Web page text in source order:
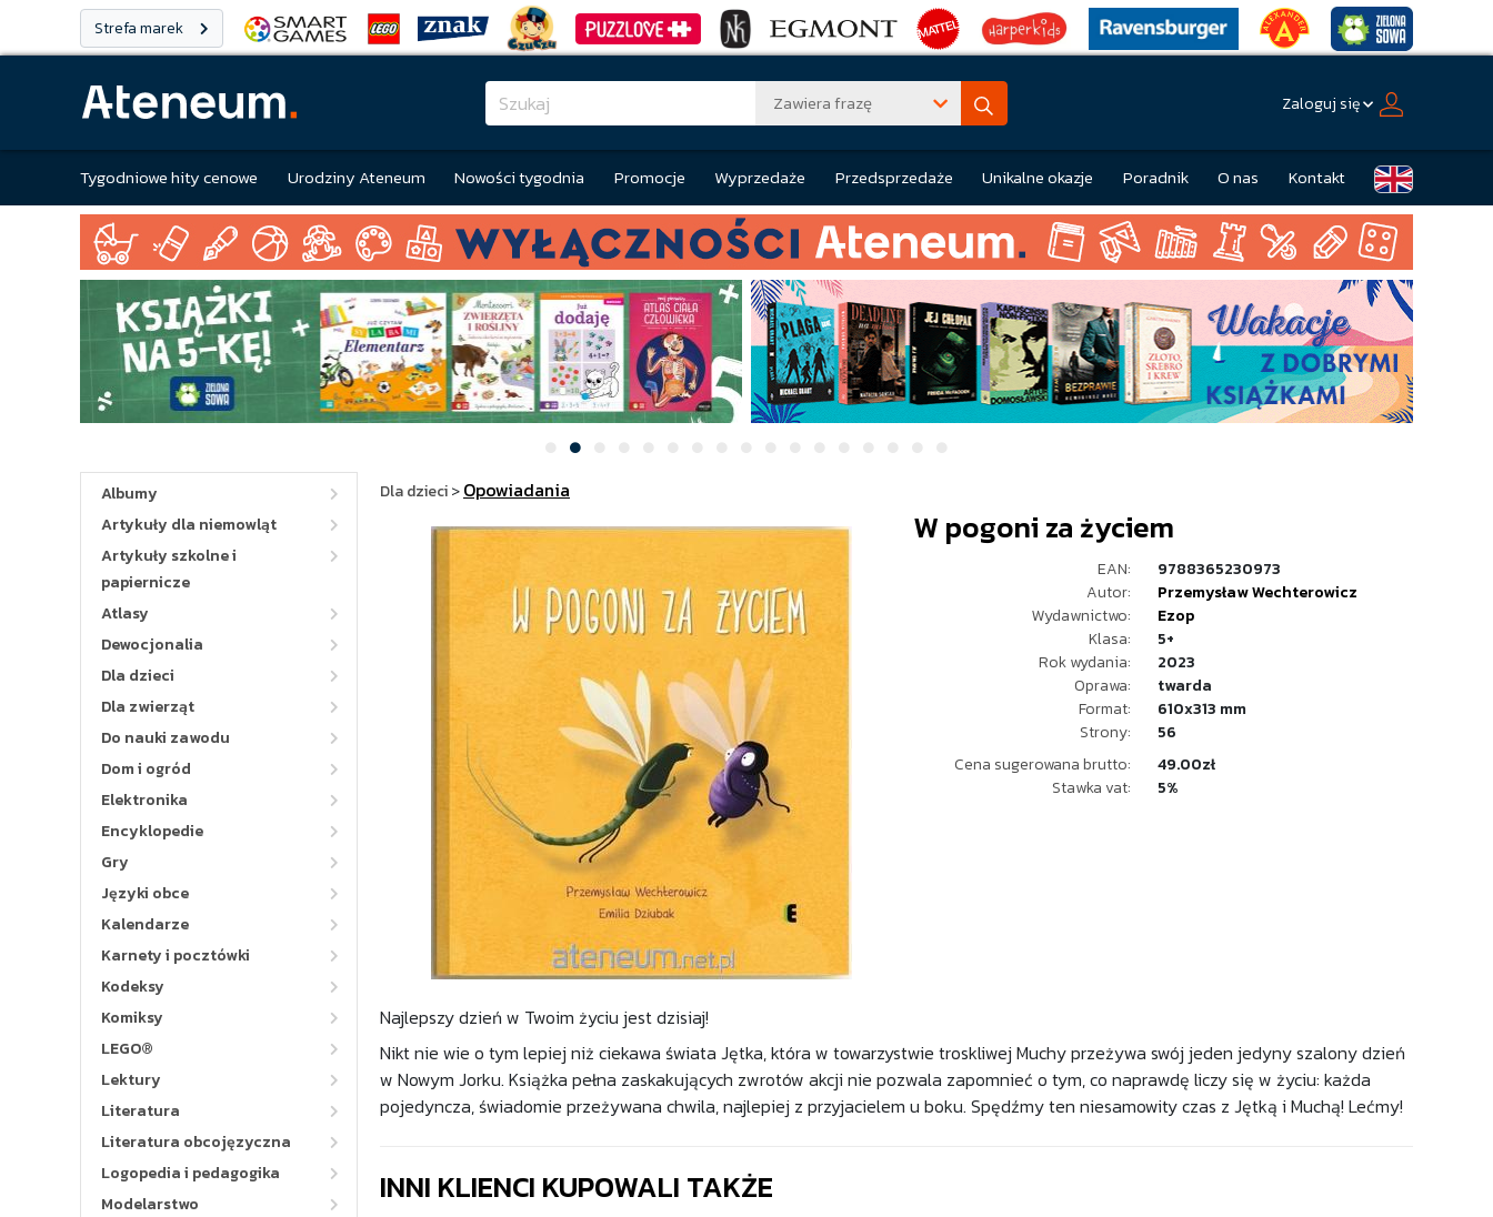
Strefa marek
Zawiera frazę Zaloguj się
Tygodniowe hity cenowe Urodziny Ateneum Nowości tygodnia Promocje Wyprzedaże Przedsprzedaże Unikalne okazje Poradnik O nas Kontakt
Albumy
Artykuły dla niemowląt
Artykuły szkolne i
papiernicze
Atlasy
Dewocjonalia
Dla dzieci
Dla zwierząt
Do nauki zawodu
Dom i ogród
Elektronika
Encyklopedie
Gry
Języki obce
Kalendarze
Karnety i pocztówki
Kodeksy
Komiksy
LEGO®
Lektury
Literatura
Literatura obcojęzyczna
Logopedia i pedagogika
Modelarstwo
Dla dzieci>Opowiadania
W pogoni za życiem
EAN:
9788365230973
Autor:
Przemysław Wechterowicz
Wydawnictwo:
Ezop
Klasa:
5+
Rok wydania:
2023
Oprawa:
twarda
Format:
610x313 mm
Strony:
56
Cena sugerowana brutto:
49.00zł
Stawka vat:
5%
Najlepszy dzień w Twoim życiu jest dzisiaj!
Nikt nie wie o tym lepiej niż ciekawa świata Jętka, która w towarzystwie troskliwej Muchy przeżywa swój jeden jedyny szalony dzień
w Nowym Jorku. Książka pełna zaskakujących zwrotów akcji nie pozwala zapomnieć o tym, co naprawdę liczy się w życiu: każda
pojedyncza, świadomie przeżywana chwila, najlepiej z przyjacielem u boku. Spędźmy ten niesamowity czas z Jętką i Muchą! Lećmy!
INNI KLIENCI KUPOWALI TAKŻE